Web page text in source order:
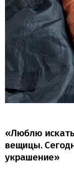
«Люблю
вещицы.
украшение»